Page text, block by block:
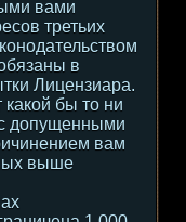
вами
третьих
в
Лицензиара.
какой бы то ни
с допущенными
вам
выше